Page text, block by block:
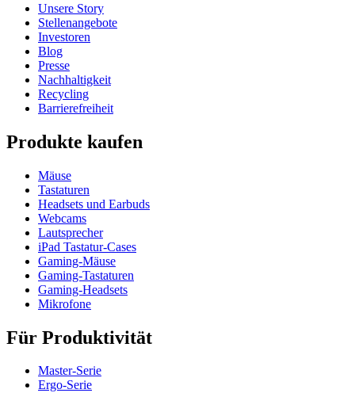
Unsere Story
Stellenangebote
Investoren
Blog
Presse
Nachhaltigkeit
Recycling
Barrierefreiheit
Produkte kaufen
Mäuse
Tastaturen
Headsets und Earbuds
Webcams
Lautsprecher
iPad Tastatur-Cases
Gaming-Mäuse
Gaming-Tastaturen
Gaming-Headsets
Mikrofone
Für Produktivität
Master-Serie
Ergo-Serie